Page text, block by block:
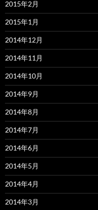
2015年2月
2015年1月
2014年12月
2014年11月
2014年10月
2014年9月
2014年8月
2014年7月
2014年6月
2014年5月
2014年4月
2014年3月